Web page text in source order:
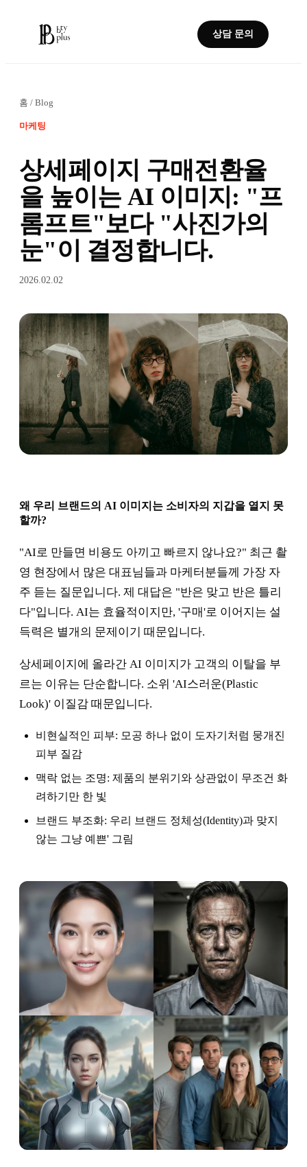
상담 문의
홈 / Blog
마케팅
상세페이지 구매전환율
을 높이는 AI 이미지: "프
롬프트"보다 "사진가의
눈"이 결정합니다.
2026.02.02
왜 우리 브랜드의 AI 이미지는 소비자의 지갑을 열지 못
할까?
"AI로 만들면 비용도 아끼고 빠르지 않나요?" 최근 촬
영 현장에서 많은 대표님들과 마케터분들께 가장 자
주 듣는 질문입니다. 제 대답은 "반은 맞고 반은 틀리
다"입니다. AI는 효율적이지만, '구매'로 이어지는 설
득력은 별개의 문제이기 때문입니다.
상세페이지에 올라간 AI 이미지가 고객의 이탈을 부
르는 이유는 단순합니다. 소위 'AI스러운(Plastic
Look)' 이질감 때문입니다.
비현실적인 피부: 모공 하나 없이 도자기처럼 뭉개진
피부 질감
맥락 없는 조명: 제품의 분위기와 상관없이 무조건 화
려하기만 한 빛
브랜드 부조화: 우리 브랜드 정체성(Identity)과 맞지
않는 그냥 예쁜' 그림